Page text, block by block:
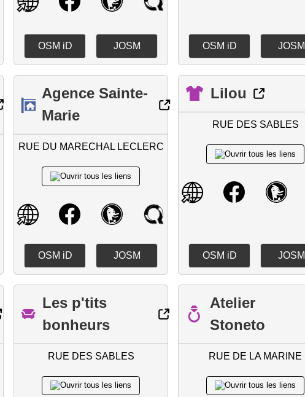
OSM iD JOSM OSM iD JOSM
Agence Sainte-
Marie
RUE DU MARECHAL LECLERC
OSM iD JOSM
Lilou
RUE DES SABLES
OSM iD JOSM
Les p'tits
bonheurs
RUE DES SABLES
Atelier
Stoneto
RUE DE LA MARINE